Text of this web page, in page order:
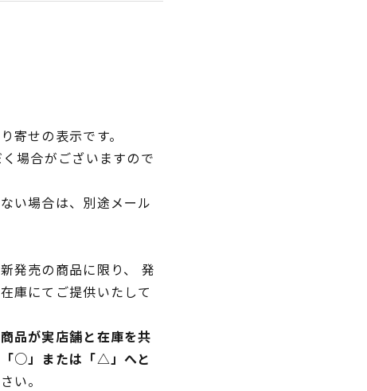
せの表示です。
場合がございますので
い場合は、別途メール
発売の商品に限り、 発
庫にてご提供いたして
品が実店舗と在庫を共
○」または「△」へと
い。